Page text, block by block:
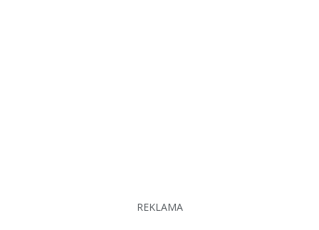
REKLAMA